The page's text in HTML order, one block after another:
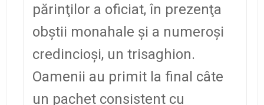
părinţilor a oficiat, în prezenţa
obştii monahale şi a numeroşi
credincioşi, un trisaghion.
Oamenii au primit la final câte
un pachet consistent cu